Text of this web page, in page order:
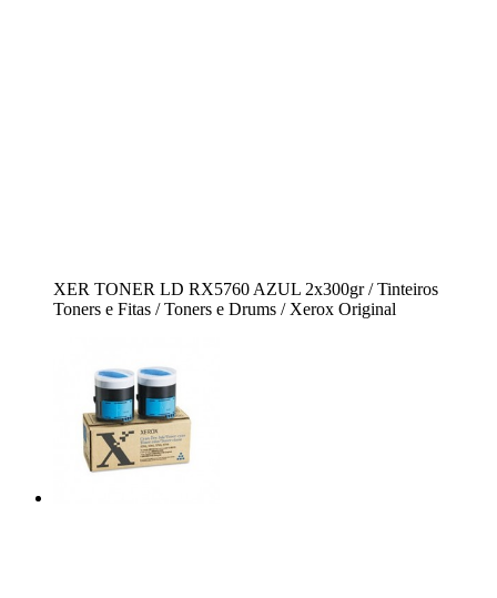
XER TONER LD RX5760 AZUL 2x300gr / Tinteiros
Toners e Fitas / Toners e Drums / Xerox Original